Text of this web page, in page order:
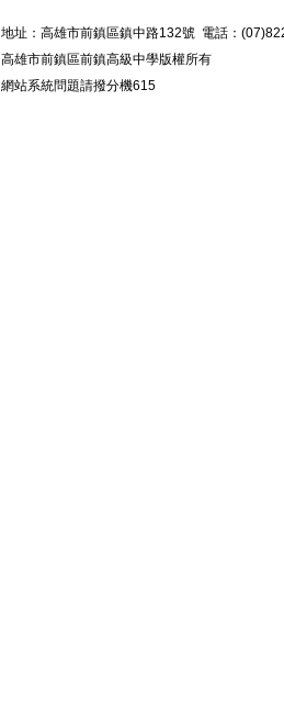
地址：高雄市前鎮區鎮中路132號 電話：
高雄市前鎮區前鎮高級中學版權所有
網站系統問題請撥分機615